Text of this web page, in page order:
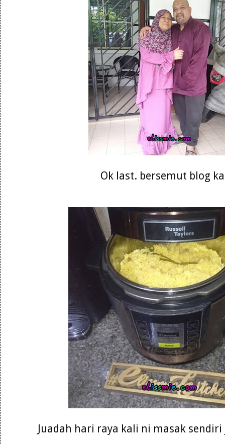
Ok last. bersemut blog
Juadah hari raya kali ni masak